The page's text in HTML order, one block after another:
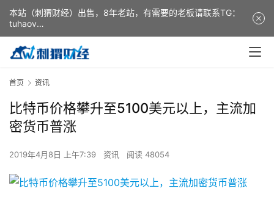
首页 资讯
比特币价格攀升至5100美元以上，主流加
密货币普涨
2019年4月8日 上午7:39 资讯 阅读 48054
本站（刺猬财经）出售，8年老站，有需要的老板请联系TG：
tuhaov
This website (ciweicaijing) is for sale. It is a 8-year-old
website. If you need it, please contact TG: tuhaov